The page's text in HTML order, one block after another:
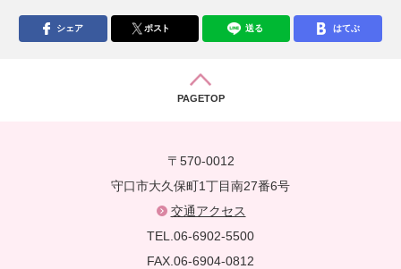
シェア ポスト 送る はてぶ
PAGETOP
〒570-0012
守口市大久保町1丁目南27番6号
交通アクセス
TEL.06-6902-5500
FAX.06-6904-0812